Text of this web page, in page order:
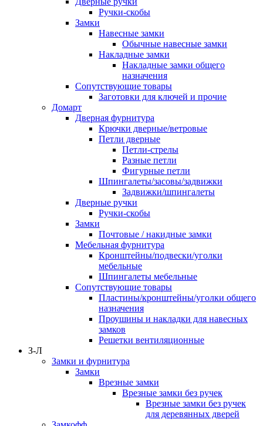
Ручки-скобы
Замки
Навесные замки
Обычные навесные замки
Накладные замки
Накладные замки общего
назначения
Сопутствующие товары
Заготовки для ключей и прочие
Домарт
Дверная фурнитура
Крючки дверные/ветровые
Петли дверные
Петли-стрелы
Разные петли
Фигурные петли
Шпингалеты/засовы/задвижки
Задвижки/шпингалеты
Дверные ручки
Ручки-скобы
Замки
Почтовые / накидные замки
Мебельная фурнитура
Кронштейны/подвески/уголки
мебельные
Шпингалеты мебельные
Сопутствующие товары
Пластины/кронштейны/уголки общего
назначения
Проушины и накладки для навесных
замков
Решетки вентиляционные
З-Л
Замки и фурнитура
Замки
Врезные замки
Врезные замки без ручек
Врезные замки без ручек
для деревянных дверей